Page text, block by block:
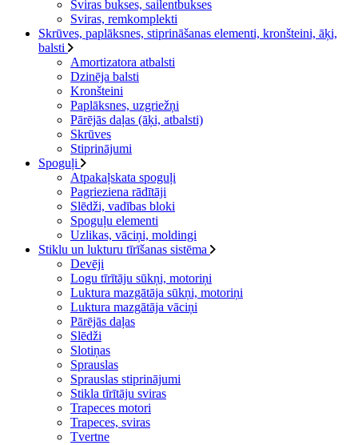
Sviras bukses, sailentbukses
Sviras, remkomplekti
Skrūves, paplāksnes, stiprināšanas elementi, kronšteini, āķi,
balsti
Amortizatora atbalsti
Dzinēja balsti
Kronšteini
Paplāksnes, uzgriežņi
Pārējās daļas (āķi, atbalsti)
Skrūves
Stiprinājumi
Spoguļi
Atpakaļskata spoguļi
Pagrieziena rādītāji
Slēdži, vadības bloki
Spoguļu elementi
Uzlikas, vāciņi, moldingi
Stiklu un lukturu tīrīšanas sistēma
Devēji
Logu tīrītāju sūkņi, motoriņi
Luktura mazgātāja sūkņi, motoriņi
Luktura mazgātāja vāciņi
Pārējās daļas
Slēdži
Slotiņas
Sprauslas
Sprauslas stiprinājumi
Stikla tīrītāju sviras
Trapeces motori
Trapeces, sviras
Tvertne